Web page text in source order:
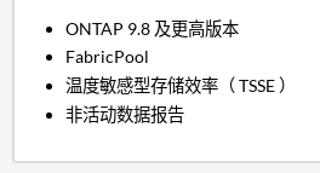
ONTAP 9.8 及更高版本
FabricPool
温度敏感型存储效率（ TSSE ）
非活动数据报告